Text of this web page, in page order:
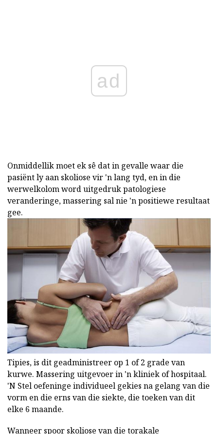
ad
Onmiddellik moet ek sê dat in gevalle waar die
pasiënt ly aan skoliose vir 'n lang tyd, en in die
werwelkolom word uitgedruk patologiese
veranderinge, massering sal nie 'n positiewe resultaat
gee.
Tipies, is dit geadministreer op 1 of 2 grade van
kurwe. Massering uitgevoer in 'n kliniek of hospitaal.
'N Stel oefeninge individueel gekies na gelang van die
vorm en die erns van die siekte, die toeken van dit
elke 6 maande.
Wanneer spoor skoliose van die torakale